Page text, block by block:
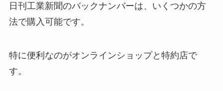
日刊工業新聞のバックナンバーは、いくつかの方
法で購入可能です。
特に便利なのがオンラインショップと特約店で
す。